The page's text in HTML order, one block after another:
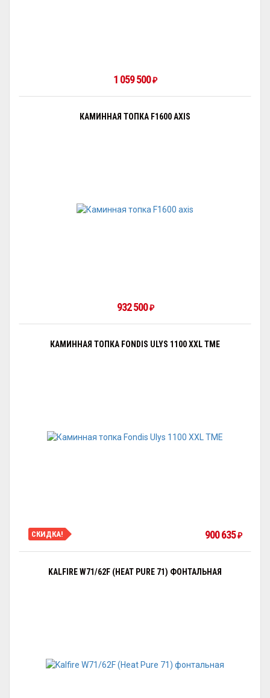
1 059 500₽
КАМИННАЯ ТОПКА F1600 AXIS
932 500₽
КАМИННАЯ ТОПКА FONDIS ULYS 1100 XXL TME
СКИДКА! 900 635₽
KALFIRE W71/62F (HEAT PURE 71) ФОНТАЛЬНАЯ